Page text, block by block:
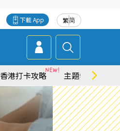
繁简
下載 App
香港打卡攻略 主題特集